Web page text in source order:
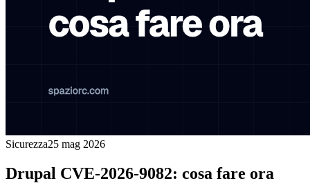
Sicurezza25 mag 2026
Drupal CVE-2026-9082: cosa fare ora